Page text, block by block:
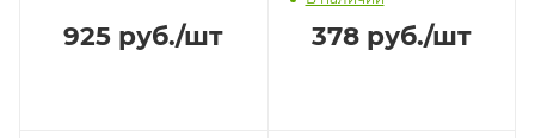
925 руб./шт 378руб./шт